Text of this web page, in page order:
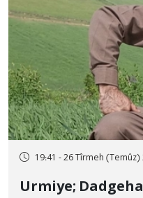
19:41 - 26 Tîrmeh (Temûz)
Urmiye;